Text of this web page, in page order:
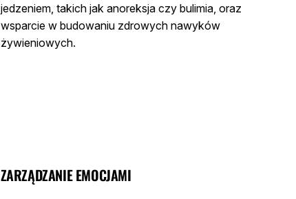
jedzeniem, takich jak anoreksja czy bulimia, oraz
wsparcie w budowaniu zdrowych nawyków
żywieniowych.
ZARZĄDZANIE EMOCJAMI